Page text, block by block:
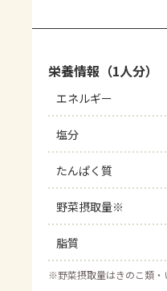
栄養情報（1人分）
エネルギー
塩分
たんぱく質
野菜摂取量※
脂質
※野菜摂取量はきのこ類・